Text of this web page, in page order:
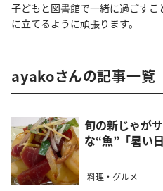
子どもと図書館で一緒に過ごす
に立てるように頑張ります。
ayakoさんの記事一覧
旬の新じゃが
な“魚”「暑い
料理・グルメ